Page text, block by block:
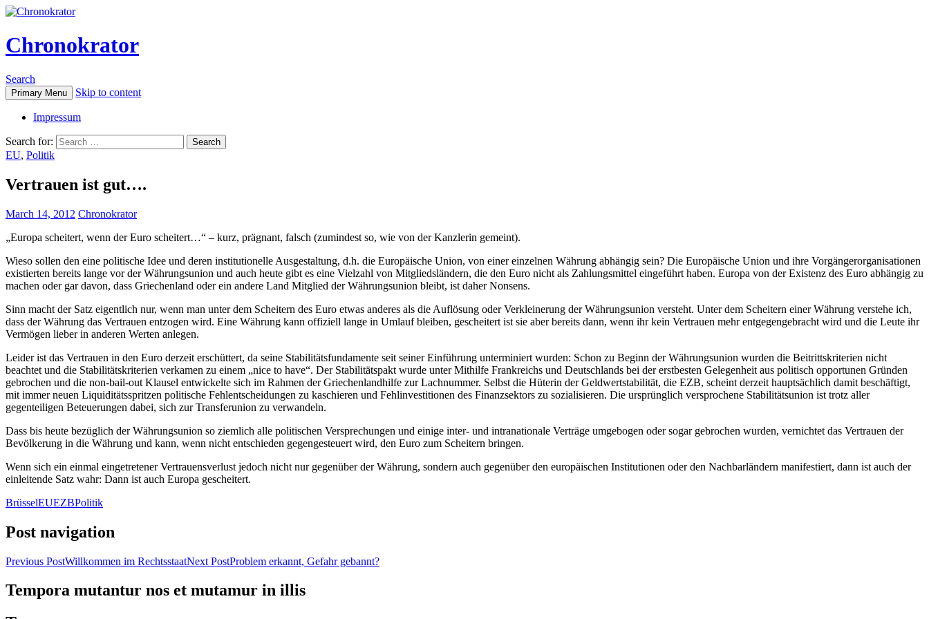
Chronokrator
Search
Primary Menu Skip to content
Impressum
Search for:
EU, Politik
Vertrauen ist gut….
March 14, 2012 Chronokrator
„Europa scheitert, wenn der Euro scheitert…“ – kurz, prägnant, falsch (zumindest so, wie von der Kanzlerin gemeint).
Wieso sollen den eine politische Idee und deren institutionelle Ausgestaltung, d.h. die Europäische Union, von einer einzelnen Währung abhängig sein? Die Europäische Union und ihre Vorgängerorganisationen
existierten bereits lange vor der Währungsunion und auch heute gibt es eine Vielzahl von Mitgliedsländern, die den Euro nicht als Zahlungsmittel eingeführt haben. Europa von der Existenz des Euro abhängig zu
machen oder gar davon, dass Griechenland oder ein andere Land Mitglied der Währungsunion bleibt, ist daher Nonsens.
Sinn macht der Satz eigentlich nur, wenn man unter dem Scheitern des Euro etwas anderes als die Auflösung oder Verkleinerung der Währungsunion versteht. Unter dem Scheitern einer Währung verstehe ich,
dass der Währung das Vertrauen entzogen wird. Eine Währung kann offiziell lange in Umlauf bleiben, gescheitert ist sie aber bereits dann, wenn ihr kein Vertrauen mehr entgegengebracht wird und die Leute ihr
Vermögen lieber in anderen Werten anlegen.
Leider ist das Vertrauen in den Euro derzeit erschüttert, da seine Stabilitätsfundamente seit seiner Einführung unterminiert wurden: Schon zu Beginn der Währungsunion wurden die Beitrittskriterien nicht
beachtet und die Stabilitätskriterien verkamen zu einem „nice to have“. Der Stabilitätspakt wurde unter Mithilfe Frankreichs und Deutschlands bei der erstbesten Gelegenheit aus politisch opportunen Gründen
gebrochen und die non-bail-out Klausel entwickelte sich im Rahmen der Griechenlandhilfe zur Lachnummer. Selbst die Hüterin der Geldwertstabilität, die EZB, scheint derzeit hauptsächlich damit beschäftigt,
mit immer neuen Liquiditätsspritzen politische Fehlentscheidungen zu kaschieren und Fehlinvestitionen des Finanzsektors zu sozialisieren. Die ursprünglich versprochene Stabilitätsunion ist trotz aller
gegenteiligen Beteuerungen dabei, sich zur Transferunion zu verwandeln.
Dass bis heute bezüglich der Währungsunion so ziemlich alle politischen Versprechungen und einige inter- und intranationale Verträge umgebogen oder sogar gebrochen wurden, vernichtet das Vertrauen der
Bevölkerung in die Währung und kann, wenn nicht entschieden gegengesteuert wird, den Euro zum Scheitern bringen.
Wenn sich ein einmal eingetretener Vertrauensverlust jedoch nicht nur gegenüber der Währung, sondern auch gegenüber den europäischen Institutionen oder den Nachbarländern manifestiert, dann ist auch der
einleitende Satz wahr: Dann ist auch Europa gescheitert.
BrüsselEUEZBPolitik
Post navigation
Previous PostWillkommen im RechtsstaatNext PostProblem erkannt, Gefahr gebannt?
Tempora mutantur nos et mutamur in illis